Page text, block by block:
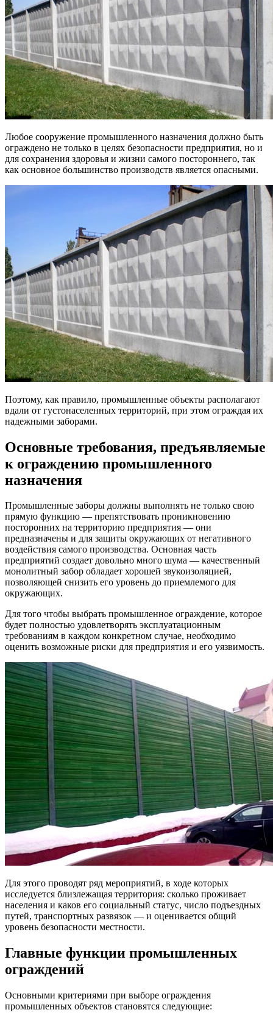
Любое сооружение промышленного назначения должно быть
ограждено не только в целях безопасности предприятия, но и
для сохранения здоровья и жизни самого постороннего, так
как основное большинство производств является опасными.
Поэтому, как правило, промышленные объекты располагают
вдали от густонаселенных территорий, при этом ограждая их
надежными заборами.
Основные требования, предъявляемые
к ограждению промышленного
назначения
Промышленные заборы должны выполнять не только свою
прямую функцию — препятствовать проникновению
посторонних на территорию предприятия — они
предназначены и для защиты окружающих от негативного
воздействия самого производства. Основная часть
предприятий создает довольно много шума — качественный
монолитный забор обладает хорошей звукоизоляцией,
позволяющей снизить его уровень до приемлемого для
окружающих.
Для того чтобы выбрать промышленное ограждение, которое
будет полностью удовлетворять эксплуатационным
требованиям в каждом конкретном случае, необходимо
оценить возможные риски для предприятия и его уязвимость.
Для этого проводят ряд мероприятий, в ходе которых
исследуется близлежащая территория: сколько проживает
населения и каков его социальный статус, число подъездных
путей, транспортных развязок — и оценивается общий
уровень безопасности местности.
Главные функции промышленных
ограждений
Основными критериями при выборе ограждения
промышленных объектов становятся следующие: